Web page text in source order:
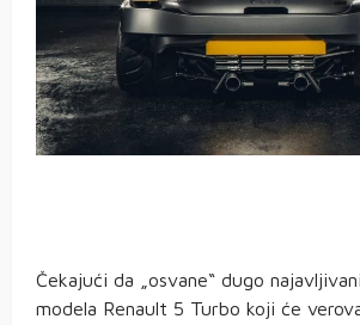
Čekajući da „osvane“ dugo
modela Renault 5 Turbo koji će